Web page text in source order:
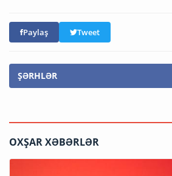
Paylaş Tweet
ŞƏRHLƏR
OXŞAR XƏBƏRLƏR